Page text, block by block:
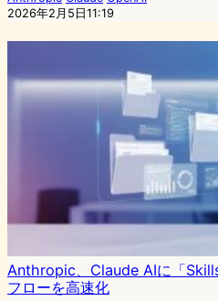
2026年2月5日11:19
Anthropic、Claude AIに「
フローを高速化